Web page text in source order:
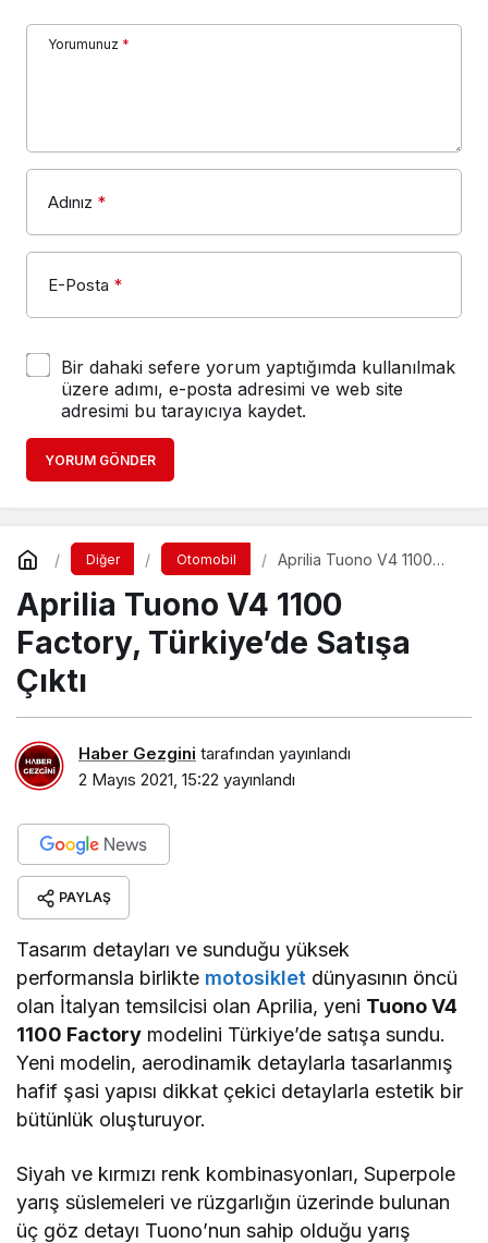
Yorumunuz *
Adınız *
E-Posta *
Bir dahaki sefere yorum yaptığımda kullanılmak
üzere adımı, e-posta adresimi ve web site
adresimi bu tarayıcıya kaydet.
YORUM GÖNDER
Diğer Otomobil
Aprilia Tuono V4 1100
Satışa Çıktı
Aprilia Tuono V4 1100
Factory, Türkiye’de Satışa
Çıktı
Haber Gezgini tarafından yayınlandı
2 Mayıs 2021, 15:22 yayınlandı
PAYLAŞ
Tasarım detayları ve sunduğu yüksek
performansla birlikte motosiklet dünyasının öncü
olan İtalyan temsilcisi olan Aprilia, yeni Tuono V4
1100 Factory modelini Türkiye’de satışa sundu.
Yeni modelin, aerodinamik detaylarla tasarlanmış
hafif şasi yapısı dikkat çekici detaylarla estetik bir
bütünlük oluşturuyor.
Siyah ve kırmızı renk kombinasyonları, Superpole
yarış süslemeleri ve rüzgarlığın üzerinde bulunan
üç göz detayı Tuono’nun sahip olduğu yarış